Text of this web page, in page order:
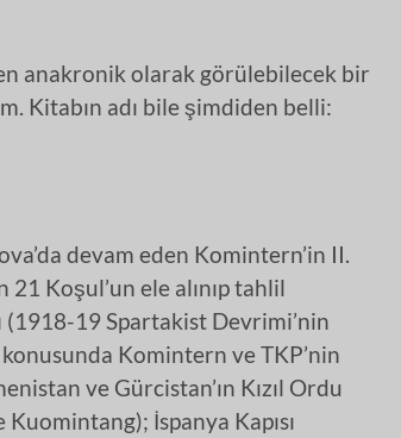
anakronik olarak görülebilecek bir
Kitabın adı bile şimdiden belli:
devam eden Komintern’in II.
21 Koşul’un ele alınıp tahlil
(1918-19 Spartakist Devrimi’nin
konusunda Komintern ve TKP’nin
ve Gürcistan’ın Kızıl Ordu
İspanya Kapısı